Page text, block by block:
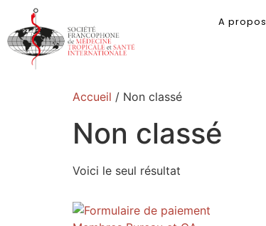
A propos
Accueil / Non classé
Non classé
Voici le seul résultat